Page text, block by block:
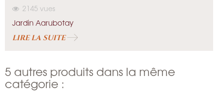
2145 vues
Jardin Aarubotay
LIRE LA SUITE
5 autres produits dans la même
catégorie :